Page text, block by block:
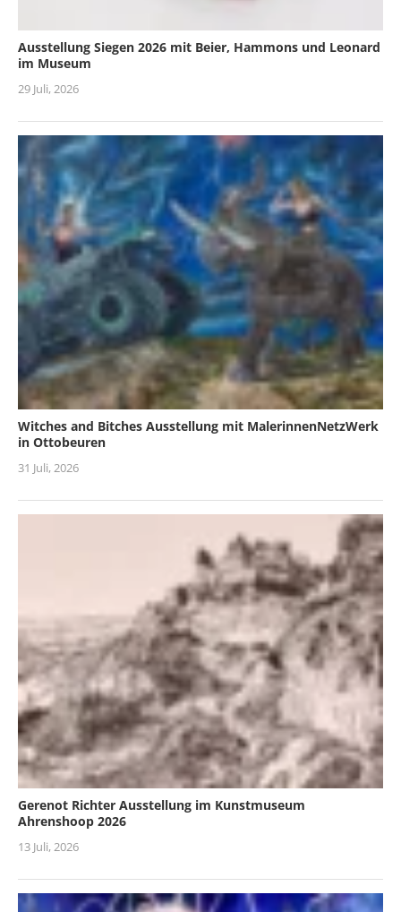
Ausstellung Siegen 2026 mit Beier, Hammons und Leonard
im Museum
29 Juli, 2026
Witches and Bitches Ausstellung mit MalerinnenNetzWerk
in Ottobeuren
31 Juli, 2026
Gerenot Richter Ausstellung im Kunstmuseum
Ahrenshoop 2026
13 Juli, 2026